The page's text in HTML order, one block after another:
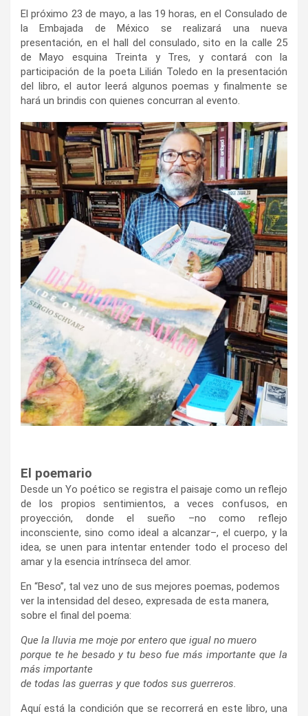
El próximo 23 de mayo, a las 19 horas, en el Consulado de
la Embajada de México se realizará una nueva
presentación, en el hall del consulado, sito en la calle 25
de Mayo esquina Treinta y Tres, y contará con la
participación de la poeta Lilián Toledo en la presentación
del libro, el autor leerá algunos poemas y finalmente se
hará un brindis con quienes concurran al evento.
El poemario
Desde un Yo poético se registra el paisaje como un reflejo
de los propios sentimientos, a veces confusos, en
proyección, donde el sueño –no como reflejo
inconsciente, sino como ideal a alcanzar–, el cuerpo, y la
idea, se unen para intentar entender todo el proceso del
amar y la esencia intrínseca del amor.
En “Beso”, tal vez uno de sus mejores poemas, podemos
ver la intensidad del deseo, expresada de esta manera,
sobre el final del poema:
Que la lluvia me moje por entero que igual no muero
porque te he besado y tu beso fue más importante que la
más importante
de todas las guerras y que todos sus guerreros.
Aquí está la condición que se recorrerá en este libro, una